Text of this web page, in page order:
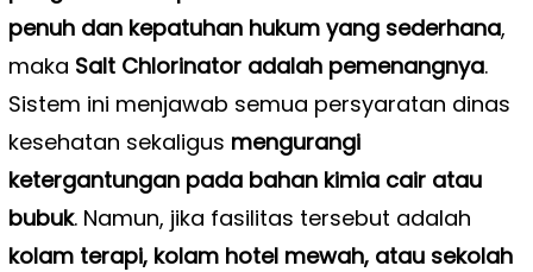
penuh dan kepatuhan hukum yang sederhana,
maka Salt Chlorinator adalah pemenangnya.
Sistem ini menjawab semua persyaratan dinas
kesehatan sekaligus mengurangi
ketergantungan pada bahan kimia cair atau
bubuk. Namun, jika fasilitas tersebut adalah
kolam terapi, kolam hotel mewah, atau sekolah